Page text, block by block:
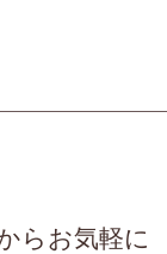
らお気軽に